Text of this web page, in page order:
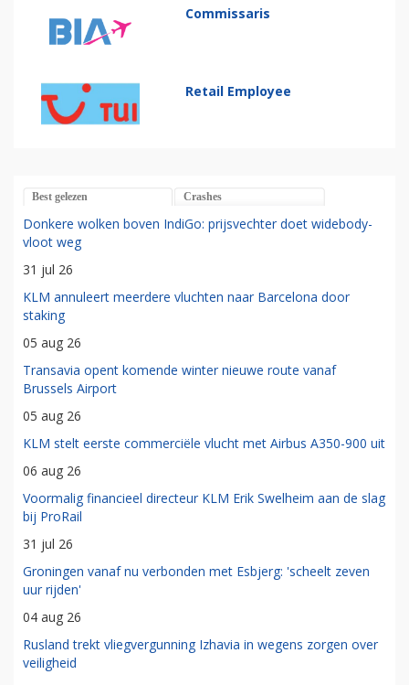
Commissaris
Retail Employee
Best gelezen Crashes
Donkere wolken boven IndiGo: prijsvechter doet widebody-
vloot weg
31 jul 26
KLM annuleert meerdere vluchten naar Barcelona door
staking
05 aug 26
Transavia opent komende winter nieuwe route vanaf
Brussels Airport
05 aug 26
KLM stelt eerste commerciële vlucht met Airbus A350-900 uit
06 aug 26
Voormalig financieel directeur KLM Erik Swelheim aan de slag
bij ProRail
31 jul 26
Groningen vanaf nu verbonden met Esbjerg: 'scheelt zeven
uur rijden'
04 aug 26
Rusland trekt vliegvergunning Izhavia in wegens zorgen over
veiligheid